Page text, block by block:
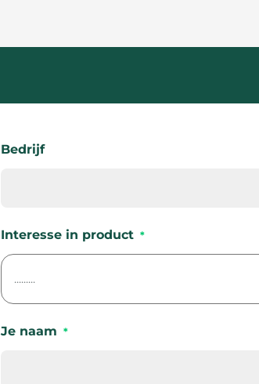
Bedrijf
Interesse in product *
Je naam *